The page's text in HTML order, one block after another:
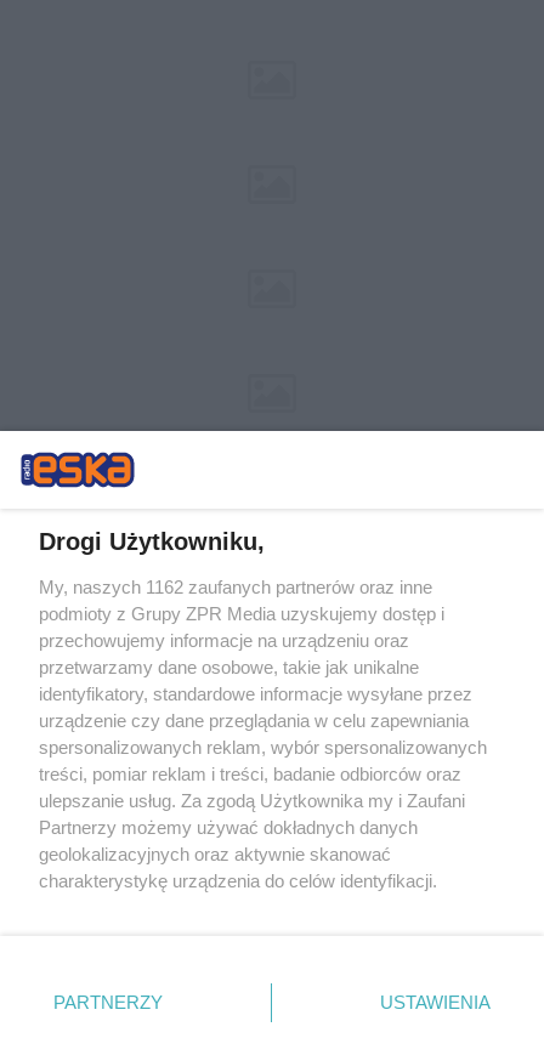
Żaden utwór zamieszczony w serwisie nie może być powielany i
rozpowszechniany lub dalej rozpowszechniany w jakikolwiek sposób (w
tym także elektroniczny lub mechaniczny) na jakimkolwiek polu
eksploatacji w jakiejkolwiek formie, włącznie z umieszczaniem w
Internecie bez pisemnej zgody właściciela praw. Jakiekolwiek użycie lub
wykorzystanie utworów w całości lub w części z naruszeniem prawa,
tzn. bez właściwej zgody, jest zabronione pod groźbą kary i może być
ścigane prawnie.
Drogi Użytkowniku,
My, naszych 1162 zaufanych partnerów oraz inne
podmioty z Grupy ZPR Media uzyskujemy dostęp i
przechowujemy informacje na urządzeniu oraz
przetwarzamy dane osobowe, takie jak unikalne
identyfikatory, standardowe informacje wysyłane przez
urządzenie czy dane przeglądania w celu zapewniania
spersonalizowanych reklam, wybór spersonalizowanych
treści, pomiar reklam i treści, badanie odbiorców oraz
ulepszanie usług. Za zgodą Użytkownika my i Zaufani
Partnerzy możemy używać dokładnych danych
geolokalizacyjnych oraz aktywnie skanować
charakterystykę urządzenia do celów identyfikacji.
zmienić/wycofać klikając przycisk ustawień prywatności
znajdujący się w lewym dolnym rogu strony
PARTNERZY USTAWIENIA